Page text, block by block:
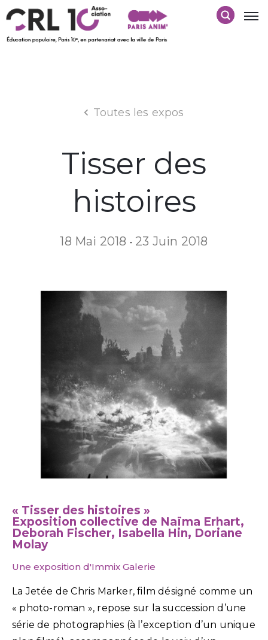
Toutes les expos
Tisser des
histoires
18 Mai 2018 - 23 Juin 2018
« Tisser des histoires »
Exposition collective de Naïma Erhart,
Deborah Fischer, Isabella Hin, Doriane
Molay
Une exposition d'Immix Galerie
La Jetée de Chris Marker, film désigné comme un
« photo-roman », repose sur la succession d’une
série de photographies (à l’exception d’un unique